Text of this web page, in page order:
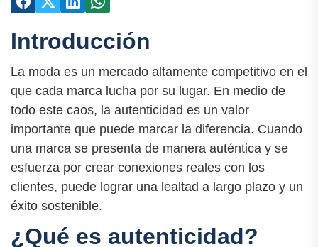
Introducción
La moda es un mercado altamente competitivo en el
que cada marca lucha por su lugar. En medio de
todo este caos, la autenticidad es un valor
importante que puede marcar la diferencia. Cuando
una marca se presenta de manera auténtica y se
esfuerza por crear conexiones reales con los
clientes, puede lograr una lealtad a largo plazo y un
éxito sostenible.
¿Qué es autenticidad?